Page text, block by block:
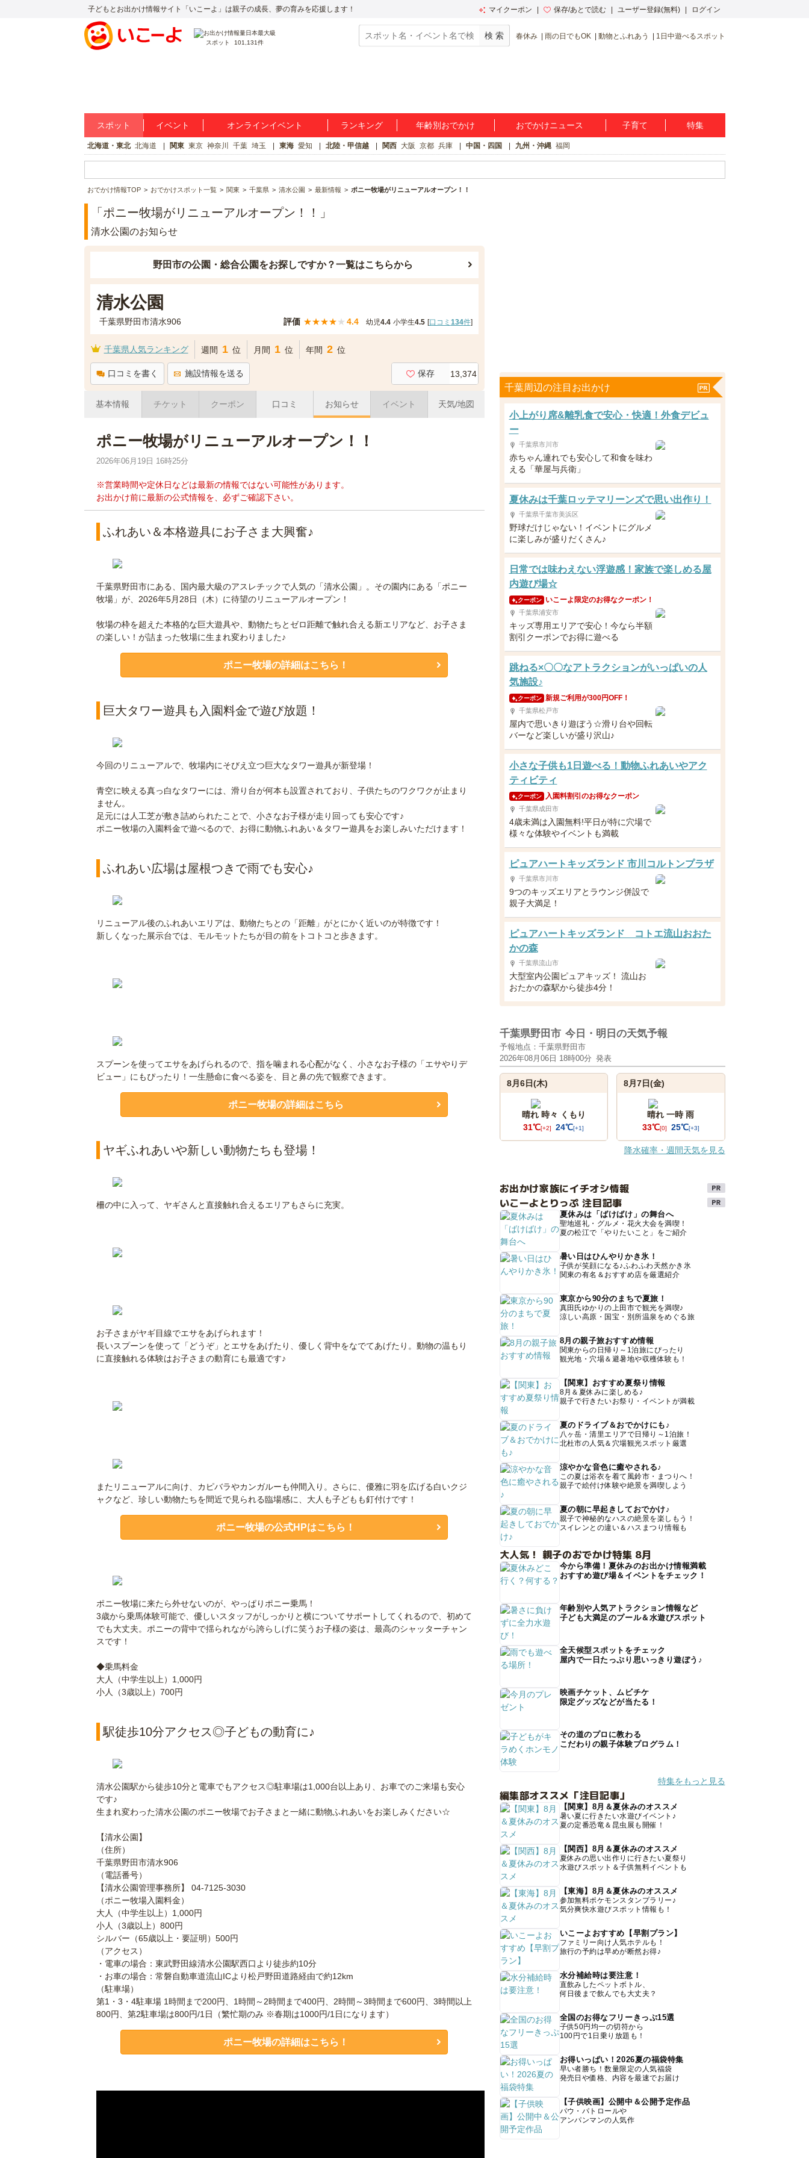
子どもとお出かけ情報サイト「いこーよ」は親子の成長、夢の育みを応援します！ マイクーポン 保存/あとで読む ユーザー登録(無料) ログイン
スポット 101,131件
春休み 雨の日でもOK 動物とふれあう 1日中遊べるスポット
スポット イベント オンラインイベント ランキング 年齢別おでかけ おでかけニュース 子育て 特集
北海道・東北 北海道 関東 東京 神奈川 千葉 埼玉 東海 愛知 北陸・甲信越 関西 大阪 京都 兵庫 中国・四国 九州・沖縄 福岡
おでかけ情報TOP おでかけスポット一覧 関東 千葉県 清水公園 最新情報 ポニー牧場がリニューアルオープン！！
「ポニー牧場がリニューアルオープン！！」
清水公園のお知らせ
野田市の公園・総合公園をお探しですか？一覧はこちらから
清水公園
千葉県野田市清水906 評価 ★★★★★ 4.4 幼児4.4 小学生4.5 [口コミ 134件]
千葉県人気ランキング 週間 1 位 月間 1 位 年間 2 位
口コミを書く 施設情報を送る 保存 13,374
基本情報 チケット クーポン 口コミ お知らせ イベント 天気/地図
ポニー牧場がリニューアルオープン！！
2026年06月19日 16時25分
※営業時間や定休日などは最新の情報ではない可能性があります。
お出かけ前に最新の公式情報を、必ずご確認下さい。
ふれあい＆本格遊具にお子さま大興奮♪
千葉県野田市にある、国内最大級のアスレチックで人気の「清水公園」。その園内にある「ポニー
牧場」が、2026年5月28日（木）に待望のリニューアルオープン！
牧場の枠を超えた本格的な巨大遊具や、動物たちとゼロ距離で触れ合える新エリアなど、お子さま
の楽しい！が詰まった牧場に生まれ変わりました♪
ポニー牧場の詳細はこちら！
巨大タワー遊具も入園料金で遊び放題！
今回のリニューアルで、牧場内にそびえ立つ巨大なタワー遊具が新登場！
青空に映える真っ白なタワーには、滑り台が何本も設置されており、子供たちのワクワクが止まり
ません。
足元には人工芝が敷き詰められたことで、小さなお子様が走り回っても安心です♪
ポニー牧場の入園料金で遊べるので、お得に動物ふれあい＆タワー遊具をお楽しみいただけます！
ふれあい広場は屋根つきで雨でも安心♪
リニューアル後のふれあいエリアは、動物たちとの「距離」がとにかく近いのが特徴です！
新しくなった展示台では、モルモットたちが目の前をトコトコと歩きます。
スプーンを使ってエサをあげられるので、指を噛まれる心配がなく、小さなお子様の「エサやりデ
ビュー」にもぴったり！一生懸命に食べる姿を、目と鼻の先で観察できます。
ポニー牧場の詳細はこちら
ヤギふれあいや新しい動物たちも登場！
柵の中に入って、ヤギさんと直接触れ合えるエリアもさらに充実。
お子さまがヤギ目線でエサをあげられます！
長いスプーンを使って「どうぞ」とエサをあげたり、優しく背中をなでてあげたり。動物の温もり
に直接触れる体験はお子さまの動育にも最適です♪
またリニューアルに向け、カピバラやカンガルーも仲間入り。さらに、優雅に羽を広げる白いクジ
ャクなど、珍しい動物たちを間近で見られる臨場感に、大人も子どもも釘付けです！
ポニー牧場の公式HPはこちら！
ポニー牧場に来たら外せないのが、やっぱりポニー乗馬！
3歳から乗馬体験可能で、優しいスタッフがしっかりと横についてサポートしてくれるので、初めて
でも大丈夫。ポニーの背中で揺られながら誇らしげに笑うお子様の姿は、最高のシャッターチャン
スです！
◆乗馬料金
大人（中学生以上）1,000円
小人（3歳以上）700円
駅徒歩10分アクセス◎子どもの動育に♪
清水公園駅から徒歩10分と電車でもアクセス◎駐車場は1,000台以上あり、お車でのご来場も安心
です♪
生まれ変わった清水公園のポニー牧場でお子さまと一緒に動物ふれあいをお楽しみください☆
【清水公園】
（住所）
千葉県野田市清水906
（電話番号）
【清水公園管理事務所】 04-7125-3030
（ポニー牧場入園料金）
大人（中学生以上）1,000円
小人（3歳以上）800円
シルバー（65歳以上・要証明）500円
（アクセス）
・電車の場合：東武野田線清水公園駅西口より徒歩約10分
・お車の場合：常磐自動車道流山ICより松戸野田道路経由で約12km
（駐車場）
第1・3・4駐車場 1時間まで200円、1時間～2時間まで400円、2時間～3時間まで600円、3時間以上
800円、第2駐車場は800円/1日（繁忙期のみ ※春期は1000円/1日になります）
ポニー牧場の詳細はこちら！
千葉周辺の注目お出かけ
小上がり席&離乳食で安心・快適！外食デビュ
ー
千葉県市川市
赤ちゃん連れでも安心して和食を味わ
える「華屋与兵衛」
夏休みは千葉ロッテマリーンズで思い出作り！
千葉県千葉市美浜区
野球だけじゃない！イベントにグルメ
に楽しみが盛りだくさん♪
日常では味わえない浮遊感！家族で楽しめる屋
内遊び場☆
クーポン いこーよ限定のお得なクーポン！
千葉県浦安市
キッズ専用エリアで安心！今なら半額
割引クーポンでお得に遊べる
跳ねる×〇〇なアトラクションがいっぱいの人
気施設♪
クーポン 新規ご利用が300円OFF！
千葉県松戸市
屋内で思いきり遊ぼう☆滑り台や回転
バーなど楽しいが盛り沢山♪
小さな子供も1日遊べる！動物ふれあいやアク
ティビティ
クーポン 入園料割引のお得なクーポン
千葉県成田市
4歳未満は入園無料!平日が特に穴場で
様々な体験やイベントも満載
ピュアハートキッズランド 市川コルトンプラザ
千葉県市川市
9つのキッズエリアとラウンジ併設で
親子大満足！
ピュアハートキッズランド コトエ流山おおた
かの森
千葉県流山市
大型室内公園ピュアキッズ！ 流山お
おたかの森駅から徒歩4分！
千葉県野田市 今日・明日の天気予報
予報地点：千葉県野田市
2026年08月06日 18時00分 発表
8月6日(木)
晴れ 時々 くもり
31℃[+2] 24℃[+1]
8月7日(金)
晴れ 一時 雨
33℃[0] 25℃[+3]
降水確率・週間天気を見る
お出かけ家族にイチオシ情報
いこーよとりっぷ 注目記事
夏休みは「ばけばけ」の舞台へ
聖地巡礼・グルメ・花火大会を満喫！
夏の松江で「やりたいこと」をご紹介
暑い日はひんやりかき氷！
子供が笑顔になる♪ふわふわ天然かき氷
関東の有名＆おすすめ店を厳選紹介
東京から90分のまちで夏旅！
真田氏ゆかりの上田市で観光を満喫♪
涼しい高原・国宝・別所温泉をめぐる旅
8月の親子旅おすすめ情報
関東からの日帰り～1泊旅にぴったり
観光地・穴場＆避暑地や収穫体験も！
【関東】おすすめ夏祭り情報
8月＆夏休みに楽しめる♪
親子で行きたいお祭り・イベントが満載
夏のドライブ＆おでかけにも♪
八ヶ岳・清里エリアで日帰り～1泊旅！
北杜市の人気＆穴場観光スポット厳選
涼やかな音色に癒やされる♪
この夏は浴衣を着て風鈴市・まつりへ！
親子で絵付け体験や絶景を満喫しよう
夏の朝に早起きしておでかけ♪
親子で神秘的なハスの絶景を楽しもう！
スイレンとの違い＆ハスまつり情報も
大人気！ 親子のおでかけ特集 8月
今から準備！夏休みのお出かけ情報満載
おすすめ遊び場＆イベントをチェック！
年齢別や人気アトラクション情報など
子ども大満足のプール＆水遊びスポット
全天候型スポットをチェック
屋内で一日たっぷり思いっきり遊ぼう♪
映画チケット、ムビチケ
限定グッズなどが当たる！
その道のプロに教わる
こだわりの親子体験プログラム！
特集をもっと見る
編集部オススメ「注目記事」
【関東】8月＆夏休みのオススメ
暑い夏に行きたい水遊びイベント♪
夏の定番恐竜＆昆虫展も開催！
【関西】8月＆夏休みのオススメ
夏休みの思い出作りに行きたい夏祭り
水遊びスポット＆子供無料イベントも
【東海】8月＆夏休みのオススメ
参加無料ポケモンスタンプラリー♪
気分爽快水遊びスポット情報も！
いこーよおすすめ【早割プラン】
ファミリー向け人気ホテルも！
旅行の予約は早めが断然お得♪
水分補給時は要注意！
直飲みしたペットボトル、
何日後まで飲んでも大丈夫？
全国のお得なフリーきっぷ15選
子供50円均一の切符から
100円で1日乗り放題も！
お得いっぱい！2026夏の福袋特集
早い者勝ち！数量限定の人気福袋
発売日や価格、内容を最速でお届け
【子供映画】公開中＆公開予定作品
パウ・パトロールや
アンパンマンの人気作